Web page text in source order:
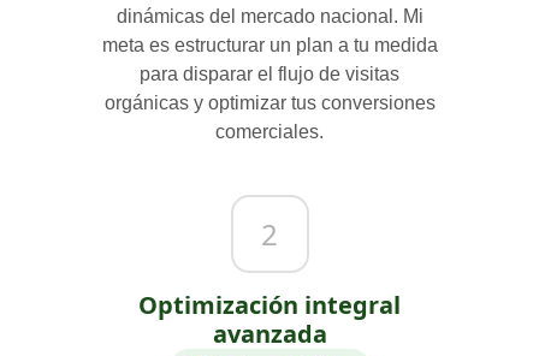
dinámicas del mercado nacional. Mi
meta es estructurar un plan a tu medida
para disparar el flujo de visitas
orgánicas y optimizar tus conversiones
comerciales.
2
Optimización integral
avanzada